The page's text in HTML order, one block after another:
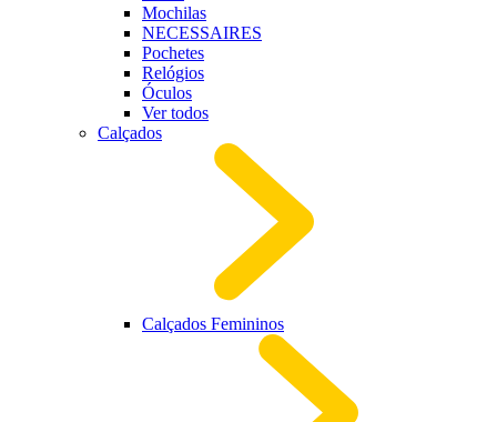
Mochilas
NECESSAIRES
Pochetes
Relógios
Óculos
Ver todos
Calçados
Calçados Femininos